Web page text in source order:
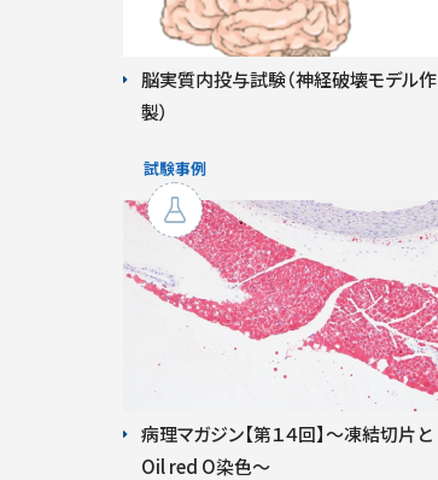
脳実質内投与試験（神経破壊モデル作
製）
病理マガジン【第１４回】～凍結切片と
Oil red O染色～